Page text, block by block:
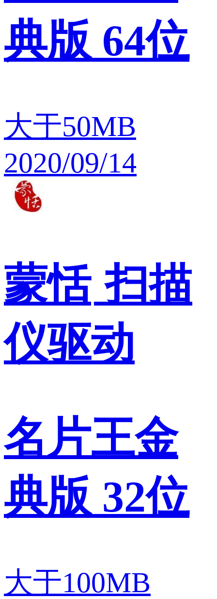
典版 64位
大于50MB
2020/09/14
蒙恬 扫描
仪驱动
名片王金
典版 32位
大于100MB